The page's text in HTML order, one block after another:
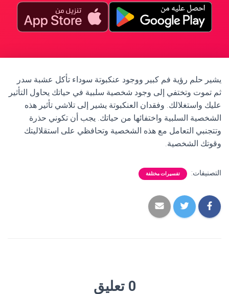
يشير حلم رؤية فم كبير ووجود عنكبوتة سوداء تأكل عشبة سدر
ثم تموت وتختفي إلى وجود شخصية سلبية في حياتك يحاول التأثير
عليك واستغلالك. وفقدان العنكبوتة يشير إلى تلاشي تأثير هذه
الشخصية السلبية واختفائها من حياتك. يجب أن تكوني حذرة
وتتجنبي التعامل مع هذه الشخصية وتحافظي على استقلاليتك
وقوتك الشخصية.
التصنيفات: تفسيرات مختلفة
0 تعليق